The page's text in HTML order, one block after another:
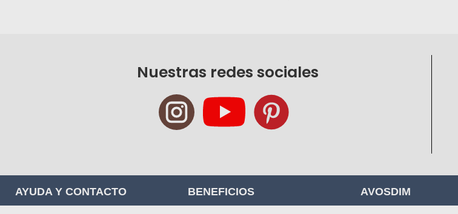
Nuestras redes sociales
AYUDA Y CONTACTO BENEFICIOS AVOSDIM